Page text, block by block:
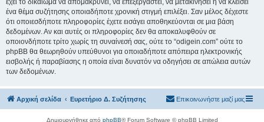
έχει το δικαίωμα να απομακρύνει, να επεξεργαστεί, να μετακινήσει ή να κλείσει
ένα θέμα συζήτησης οποιαδήποτε χρονική στιγμή επιλέξει. Σαν μέλος δέχεστε
ότι οποιεσδήποτε πληροφορίες έχετε εισάγει αποθηκεύονται σε μια βάση
δεδομένων. Αν και αυτές οι πληροφορίες δεν θα αποκαλυφθούν σε
οποιονδήποτε τρίτο χωρίς τη συναίνεσή σας, ούτε το “odigein.com” ούτε το
phpBB θα θεωρηθούν υπεύθυνοι για οποιαδήποτε απόπειρα ηλεκτρονικής
εισβολής ή παραβίασης η οποία είναι δυνατόν να οδηγήσει σε απώλεια αυτών
των δεδομένων.
Αρχική σελίδα Ευρετήριο Δ. Συζήτησης Επικοινωνήστε μαζί μας
Δημιουργήθηκε από phpBB® Forum Software © phpBB Limited